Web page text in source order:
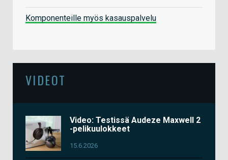
Komponenteille myös kasauspalvelu
VIDEOT
Video: Testissä Audeze Maxwell 2
-pelikuulokkeet
15.6.2026